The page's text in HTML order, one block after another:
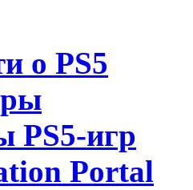
о PS5
PS5-игр
Portal